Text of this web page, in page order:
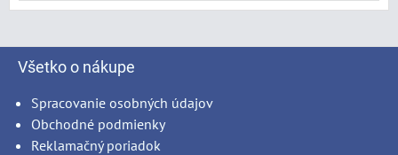
Všetko o nákupe
Spracovanie osobných údajov
Obchodné podmienky
Reklamačný poriadok